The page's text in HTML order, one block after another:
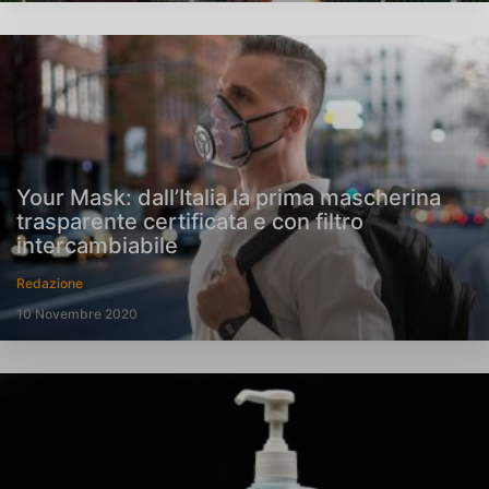
Your Mask: dall’Italia la prima mascherina
trasparente certificata e con filtro
intercambiabile
Redazione
10 Novembre 2020